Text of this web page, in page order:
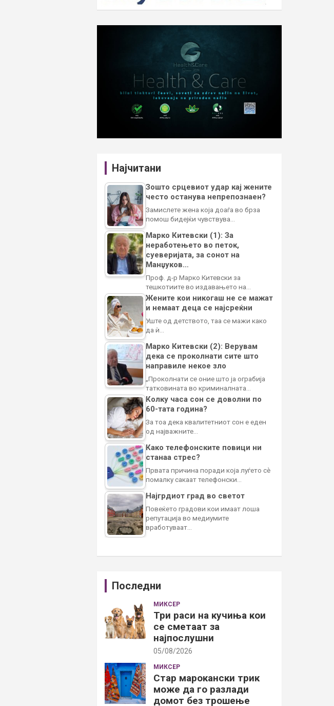
Најчитани
Зошто срцевиот удар кај жените
често останува непрепознаен?
Замислете жена која доаѓа во брза
помош бидејќи чувствува…
Марко Китевски (1): За
неработењето во петок,
суеверијата, за сонот на
Манџуков…
Проф. д-р Марко Китевски за
тешкотиите во издавањето на…
Жените кои никогаш не се мажат
и немаат деца се најсреќни
Уште од детството, таа се мажи како
да ѝ…
Марко Китевски (2): Верувам
дека се проколнати сите што
направиле некое зло
„Проколнати се оние што ја ограбија
татковината во криминалната…
Колку часа сон се доволни по
60-тата година?
За тоа дека квалитетниот сон е еден
од најважните…
Како телефонските повици ни
станаа стрес?
Првата причина поради која луѓето сè
помалку сакаат телефонски…
Најгрдиот град во светот
Повеќето градови кои имаат лоша
репутација во медиумите
вработуваат…
Последни
МИКСЕР
Три раси на кучиња кои
се сметаат за
најпослушни
05/08/2026
МИКСЕР
Стар марокански трик
може да го разлади
домот без трошење